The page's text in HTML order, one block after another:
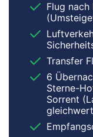
Flug
Transfer
6
Sterne-
Sorrent